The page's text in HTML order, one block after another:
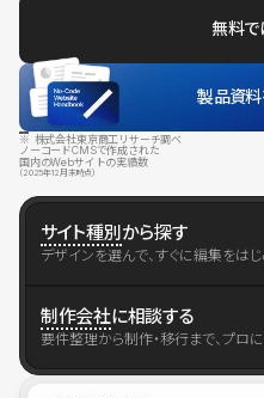
無料で
製品資
※ 株式会社東京商工リサーチ調べ
ノーコードCMSで作成された
国内のWebサイトの実績数
（2025年12月末時点）
サイト種別から探す
デザインを選んで、すぐに編集をはじ
制作会社に相談する
要件整理から制作・移行まで、プロ